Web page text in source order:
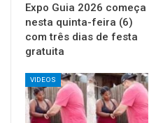
Expo Guia 2026 começa
nesta quinta-feira (6)
com três dias de festa
gratuita
VIDEOS